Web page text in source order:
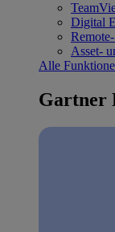
Digital
Asset-
Alle
Gartner